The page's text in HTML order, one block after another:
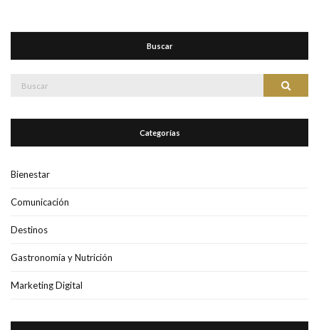
Buscar
Buscar: Buscar
Categorías
Bienestar
Comunicación
Destinos
Gastronomía y Nutrición
Marketing Digital